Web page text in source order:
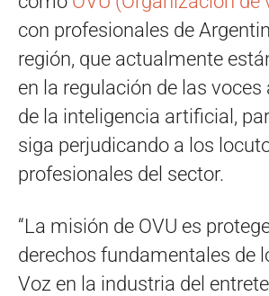
con profesionales de
región, que actualmente
en la regulación de las
de la inteligencia artificial,
siga perjudicando a los
profesionales del sector.
“La misión de OVU es
derechos fundamentales de
Voz en la industria del